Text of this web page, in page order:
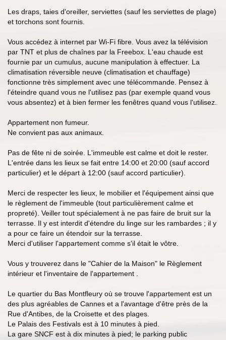
Les draps, taies d'oreiller, serviettes (sauf les serviettes de plage)
et torchons sont fournis.
Vous accédez à internet par Wi-Fi fibre. Vous avez la télévision
par TNT et plus de chaînes par la Freebox. L'eau chaude est
fournie par un cumulus, aucune manipulation à effectuer. La
climatisation réversible neuve (climatisation et chauffage)
fonctionne très simplement avec une télécommande. Pensez à
l'éteindre quand vous ne l'utilisez pas (par exemple quand vous
vous absentez) et à bien fermer les fenêtres quand vous l'utilisez.
Appartement non fumeur.
Ne convient pas aux animaux.
Pas de fête ni de soirée. L'immeuble est calme et doit le rester.
L'entrée dans les lieux se fait entre 14:00 et 20:00 (sauf accord
particulier) et le départ à 12:00 (sauf accord particulier).
Merci de respecter les lieux, le mobilier et l'équipement ainsi que
le règlement de l'immeuble (tout particulièrement calme et
propreté). Veiller tout spécialement à ne pas faire de bruit sur la
terrasse. Il y est interdit d'étendre du linge sur les rambardes ; il y
a pour ce faire un étendoir sur la terrasse.
Merci d'utiliser l'appartement comme s'il était le vôtre.
Vous y trouverez dans le "Cahier de la Maison" le Règlement
intérieur et l'inventaire de l'appartement .
Le quartier du Bas Montfleury où se trouve l'appartement est un
des plus agréables de Cannes et a l'avantage d'être près de la
Rue d'Antibes, de la Croisette et des plages.
Le Palais des Festivals est à 10 minutes à pied.
La gare SNCF est à dix minutes à pied; le parking public